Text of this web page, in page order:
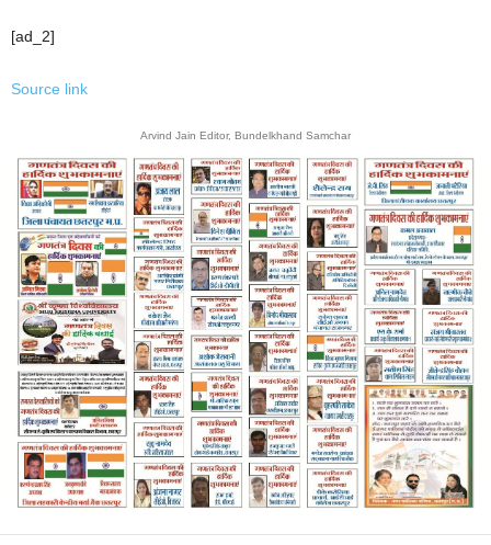
[ad_2]
Source link
Arvind Jain Editor, Bundelkhand Samchar